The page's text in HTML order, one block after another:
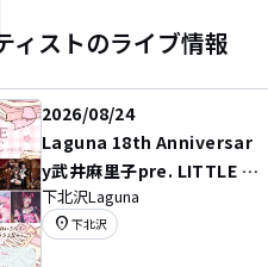
ィストのライブ情報
2026/08/24
Laguna 18th Anniversar
y武井麻里子pre. LITTLE M
AGIC vol.8
下北沢Laguna
location_on 下北沢